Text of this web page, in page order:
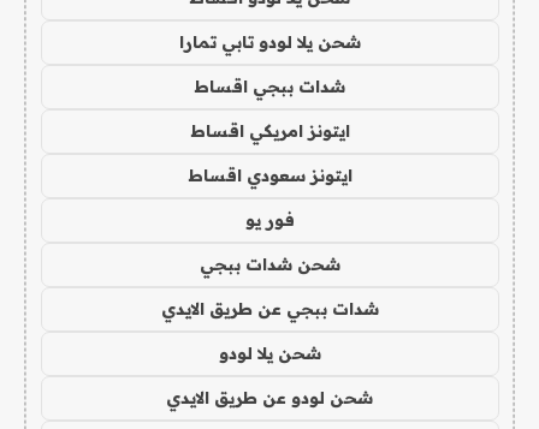
شحن يلا لودو تابي تمارا
شدات ببجي اقساط
ايتونز امريكي اقساط
ايتونز سعودي اقساط
فور يو
شحن شدات ببجي
شدات ببجي عن طريق الايدي
شحن يلا لودو
شحن لودو عن طريق الايدي